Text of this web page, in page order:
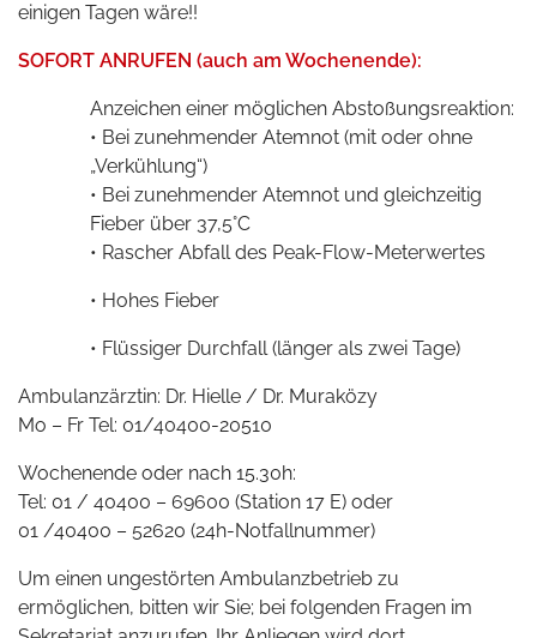
einigen Tagen wäre!!
SOFORT ANRUFEN (auch am Wochenende):
Anzeichen einer möglichen Abstoßungsreaktion:
• Bei zunehmender Atemnot (mit oder ohne
„Verkühlung“)
• Bei zunehmender Atemnot und gleichzeitig
Fieber über 37,5°C
• Rascher Abfall des Peak-Flow-Meterwertes
• Hohes Fieber
• Flüssiger Durchfall (länger als zwei Tage)
Ambulanzärztin: Dr. Hielle / Dr. Muraközy
Mo – Fr Tel: 01/40400-20510
Wochenende oder nach 15.30h:
Tel: 01 / 40400 – 69600 (Station 17 E) oder
01 /40400 – 52620 (24h-Notfallnummer)
Um einen ungestörten Ambulanzbetrieb zu
ermöglichen, bitten wir Sie; bei folgenden Fragen im